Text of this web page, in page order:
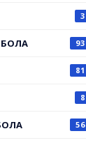
3
93
81
8
56